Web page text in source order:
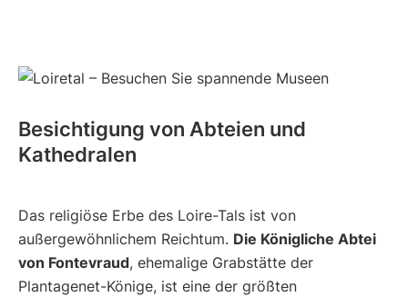
Besichtigung von Abteien und
Kathedralen
Das religiöse Erbe des Loire-Tals ist von
außergewöhnlichem Reichtum. Die Königliche Abtei
von Fontevraud, ehemalige Grabstätte der
Plantagenet-Könige, ist eine der größten